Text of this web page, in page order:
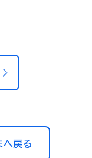
へ戻る